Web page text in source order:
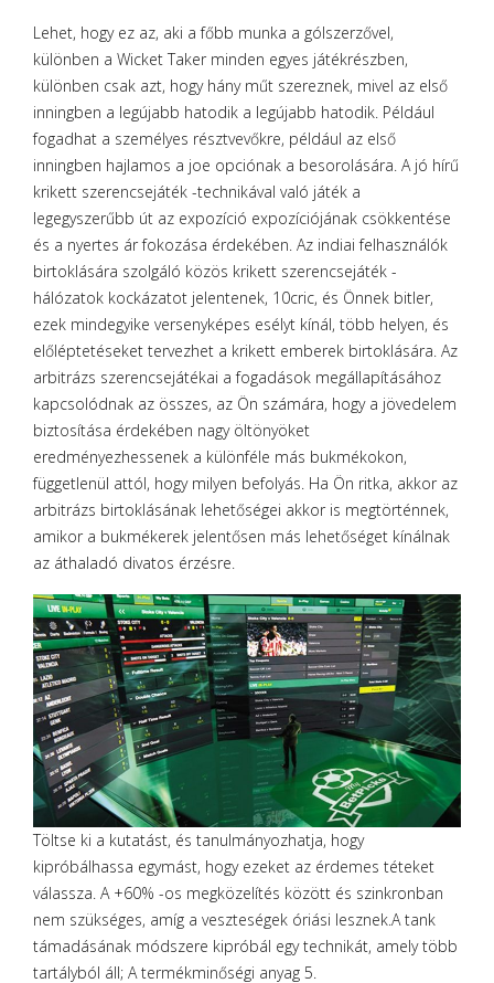
Lehet, hogy ez az, aki a főbb munka a gólszerzővel,
különben a Wicket Taker minden egyes játékrészben,
különben csak azt, hogy hány műt szereznek, mivel az első
inningben a legújabb hatodik a legújabb hatodik. Például
fogadhat a személyes résztvevőkre, például az első
inningben hajlamos a joe opciónak a besorolására. A jó hírű
krikett szerencsejáték -technikával való játék a
legegyszerűbb út az expozíció expozíciójának csökkentése
és a nyertes ár fokozása érdekében. Az indiai felhasználók
birtoklására szolgáló közös krikett szerencsejáték -
hálózatok kockázatot jelentenek, 10cric, és Önnek bitler,
ezek mindegyike versenyképes esélyt kínál, több helyen, és
előléptetéseket tervezhet a krikett emberek birtoklására. Az
arbitrázs szerencsejátékai a fogadások megállapításához
kapcsolódnak az összes, az Ön számára, hogy a jövedelem
biztosítása érdekében nagy öltönyöket
eredményezhessenek a különféle más bukmékokon,
függetlenül attól, hogy milyen befolyás. Ha Ön ritka, akkor az
arbitrázs birtoklásának lehetőségei akkor is megtörténnek,
amikor a bukmékerek jelentősen más lehetőséget kínálnak
az áthaladó divatos érzésre.
Töltse ki a kutatást, és tanulmányozhatja, hogy
kipróbálhassa egymást, hogy ezeket az érdemes téteket
válassza. A +60% -os megközelítés között és szinkronban
nem szükséges, amíg a veszteségek óriási lesznek.A tank
támadásának módszere kipróbál egy technikát, amely több
tartályból áll; A termékminőségi anyag 5.